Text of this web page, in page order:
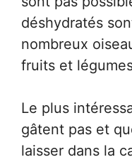
déshydratés
nombreux
fruits et
Le plus
gâtent pas et
laisser dans la